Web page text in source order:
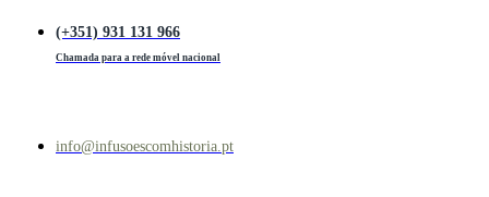
(+351) 931 131 966
Chamada para a rede móvel nacional
info@infusoescomhistoria.pt